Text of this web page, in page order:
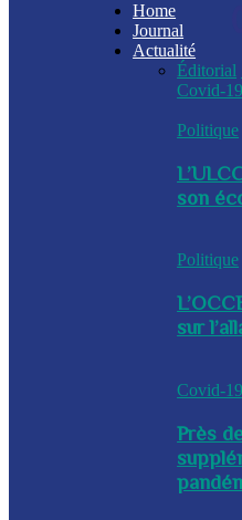
Home
Journal
Actualité
Éditorial
Covid-19
Politique
son
Politique
sur
Covid-19
Près